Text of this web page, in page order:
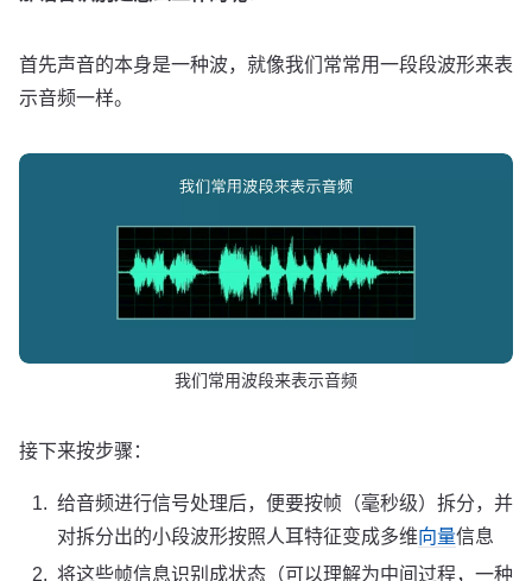
首先声音的本身是一种波，就像我们常常用一段段波形来表
示音频一样。
我们常用波段来表示音频
接下来按步骤：
给音频进行信号处理后，便要按帧（毫秒级）拆分，并
对拆分出的小段波形按照人耳特征变成多维向量信息
将这些帧信息识别成状态（可以理解为中间过程，一种